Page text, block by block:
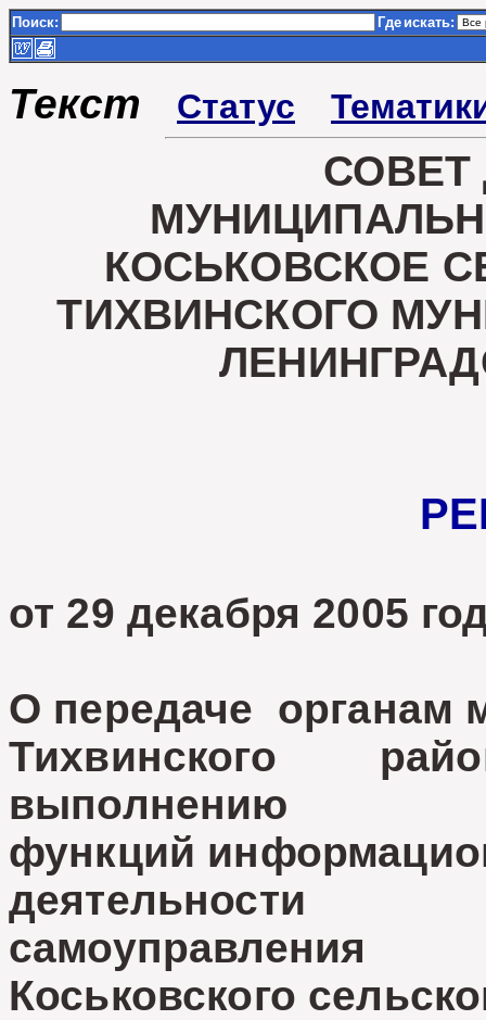
Поиск: Где искать:
Текст Статус
СОВЕТ
КОСЬКОВСКОЕ
ТИХВИНСКОГО
от 29 декабря 2005
О передаче органам
Тихвинского
выполнению
функций
деятельности
самоуправления
Коськовского